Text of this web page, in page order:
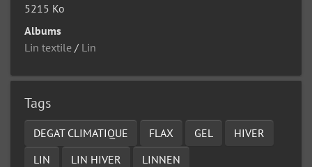
5215 Ko
Albums
Lin textile / Lin
Tags
DEGAT CLIMATIQUE FLAX GEL
HIVER
LIN
LIN HIVER
LINNEN